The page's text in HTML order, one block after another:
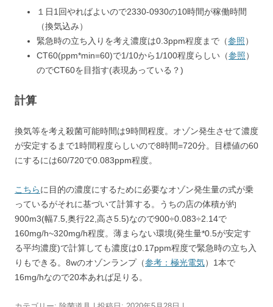
１日1回やればよいので2330-0930の10時間が稼働時間
（換気込み）
緊急時の立ち入りを考え濃度は0.3ppm程度まで（参照）
CT60(ppm*min=60)で1/10から1/100程度らしい（参照）
のでCT60を目指す(表現あっている？)
計算
換気等を考え殺菌可能時間は9時間程度。オゾン発生させて濃度
が安定するまで1時間程度らしいので8時間=720分。目標値の60
にするには60/720で0.083ppm程度。
こちらに目的の濃度にするために必要なオゾン発生量の式が乗
っているがそれに基づいて計算する。うちの店の体積が約
900m3(幅7.5,奥行22,高さ5.5)なので900÷0.083÷2.14で
160mg/h~320mg/h程度。薄まらない環境(発生量*0.5が安定す
る平均濃度)で計算しても濃度は0.17ppm程度で緊急時の立ち入
りもできる。8wのオゾンランプ（参考：極光電気）1本で
16mg/hなので20本あれば足りる。